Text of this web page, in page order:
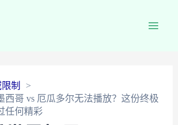
制
西哥 vs 厄瓜多尔无法播放？这份终极
任何精彩